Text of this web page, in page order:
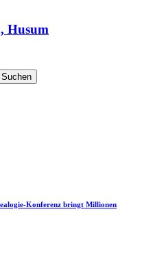
Husum
Suchen
Konferenz bringt Millionen